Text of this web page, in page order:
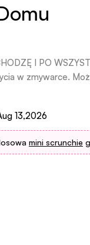
I PO
w zmywarce.
13,2026
mini scrunchie